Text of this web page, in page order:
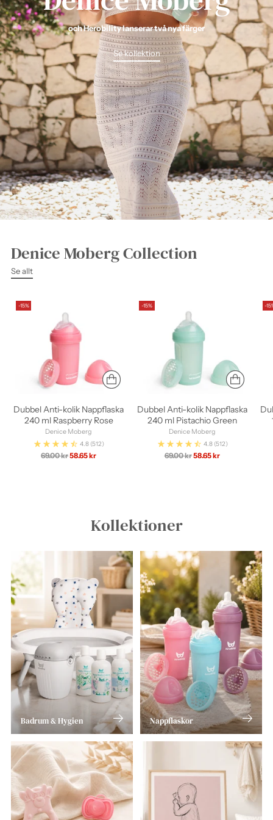
och Herobility lanserar två nya färger
Se kollektion
Denice Moberg Collection
Se allt
-15%
Dubbel Anti-kolik Nappflaska
240 ml Raspberry Rose
Denice Moberg
4.8 (512)
Ordinarie
69.00 kr58.65 kr
-15%
Dubbel Anti-kolik Nappflaska
240 ml Pistachio Green
Denice Moberg
4.8 (512)
Ordinarie
69.00 kr58.65 kr
-
Kollektioner
Badrum & Hygien Nappflaskor